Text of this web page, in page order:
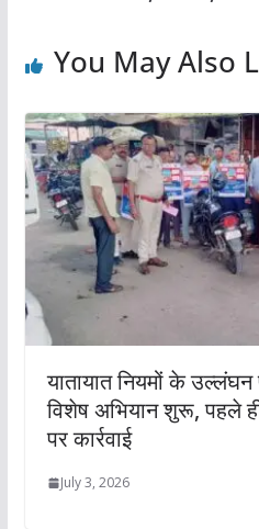
You May Also
यातायात नियमों के
विशेष अभियान शुरू, पहले
पर कार्रवाई
July 3, 2026